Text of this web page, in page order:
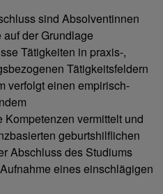
sind Absolventinnen
der Grundlage
Tätigkeiten in praxis-,
Tätigkeitsfeldern
verfolgt einen empirisch-
vermittelt und
geburtshilflichen
Abschluss des Studiums
eines einschlägigen